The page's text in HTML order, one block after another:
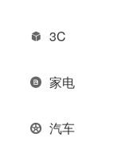
3C
家电
汽车